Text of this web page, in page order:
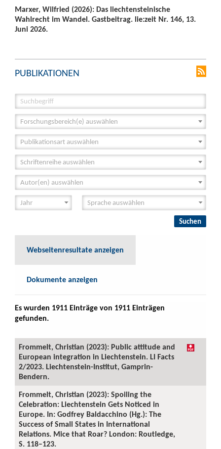
Marxer, Wilfried (2026): Das liechtensteinische
Wahlrecht im Wandel. Gastbeitrag. lie:zeit Nr. 146, 13.
Juni 2026.
PUBLIKATIONEN
Forschungsbereich(e) auswählen
Publikationsart auswählen
Schriftenreihe auswählen
Autor(en) auswählen
Webseitenresultate anzeigen
Dokumente anzeigen
Es wurden 1911 Einträge von 1911 Einträgen
gefunden.
Frommelt, Christian (2023): Public attitude and
European integration in Liechtenstein. LI Facts
2/2023. Liechtenstein-Institut, Gamprin-
Bendern.
Frommelt, Christian (2023): Spoiling the
Celebration: Liechtenstein Gets Noticed in
Europe. In: Godfrey Baldacchino (Hg.): The
Success of Small States in International
Relations. Mice that Roar? London: Routledge,
S. 118–123.